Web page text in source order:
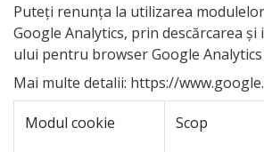
Puteți renunța la utilizarea
Google Analytics, prin descărcarea
ului pentru browser Google
Mai multe detalii: https://
Modul cookie Scop